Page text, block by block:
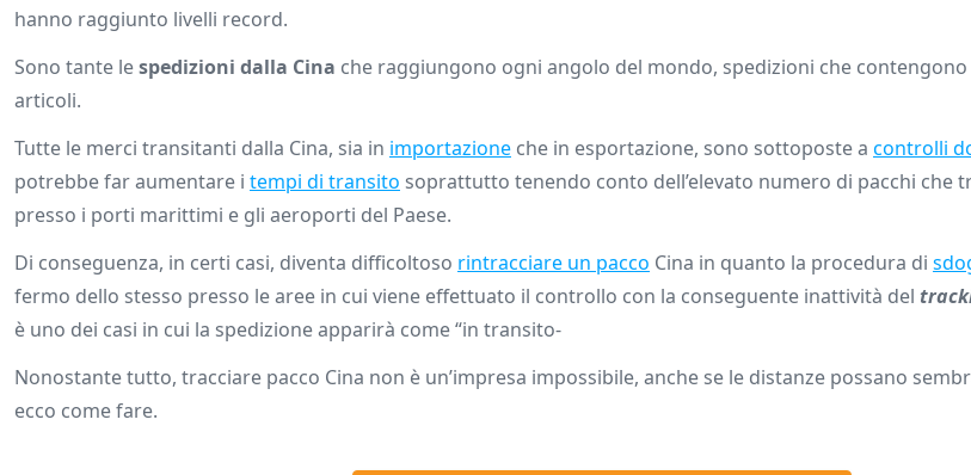
hanno raggiunto livelli record.
Sono tante lespedizioni dalla Cina che raggiungono ogni angolo del mondo, spedizioni che
articoli.
Tutte le merci transitanti dalla Cina, sia in importazione che in esportazione, sono sottoposte a controlli
potrebbe far aumentare i tempi di transito soprattutto tenendo conto dell’elevato numero di pacchi che
presso i porti marittimi e gli aeroporti del Paese.
Di conseguenza, in certi casi, diventa difficoltoso rintracciare un pacco Cina in quanto la procedura di
fermo dello stesso presso le aree in cui viene effettuato il controllo con la conseguente inattività del
è uno dei casi in cui la spedizione apparirà come “in transito-
Nonostante tutto, tracciare pacco Cina non è un’impresa impossibile, anche se le distanze possano
ecco come fare.